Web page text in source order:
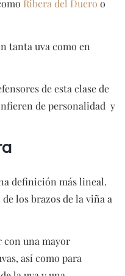
Ribera del Duero o
tanta uva como en
de esta clase de
de personalidad y
definición más lineal.
los brazos de la viña a
con una mayor
así como para